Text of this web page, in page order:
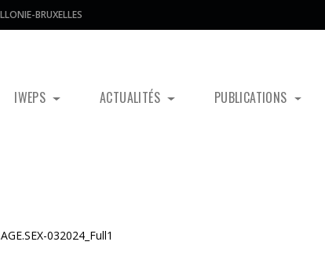
BRUXELLES
IWEPS ACTUALITÉS PUBLICATIONS
032024_Full1